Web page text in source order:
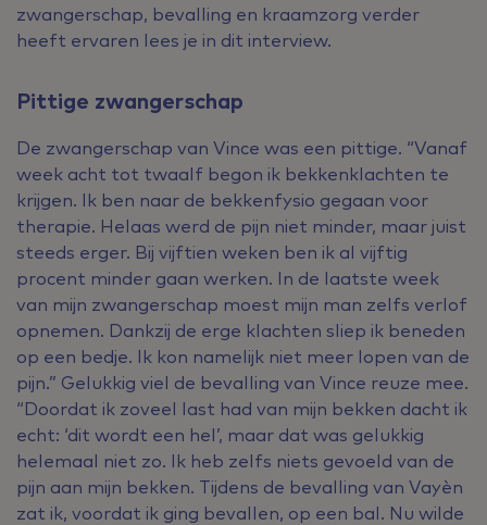
zwangerschap, bevalling en kraamzorg verder
heeft ervaren lees je in dit interview.
Pittige zwangerschap
De zwangerschap van Vince was een pittige. “Vanaf
week acht tot twaalf begon ik bekkenklachten te
krijgen. Ik ben naar de bekkenfysio gegaan voor
therapie. Helaas werd de pijn niet minder, maar juist
steeds erger. Bij vijftien weken ben ik al vijftig
procent minder gaan werken. In de laatste week
van mijn zwangerschap moest mijn man zelfs verlof
opnemen. Dankzij de erge klachten sliep ik beneden
op een bedje. Ik kon namelijk niet meer lopen van de
pijn.” Gelukkig viel de bevalling van Vince reuze mee.
“Doordat ik zoveel last had van mijn bekken dacht ik
echt: ‘dit wordt een hel’, maar dat was gelukkig
helemaal niet zo. Ik heb zelfs niets gevoeld van de
pijn aan mijn bekken. Tijdens de bevalling van Vayèn
zat ik, voordat ik ging bevallen, op een bal. Nu wilde